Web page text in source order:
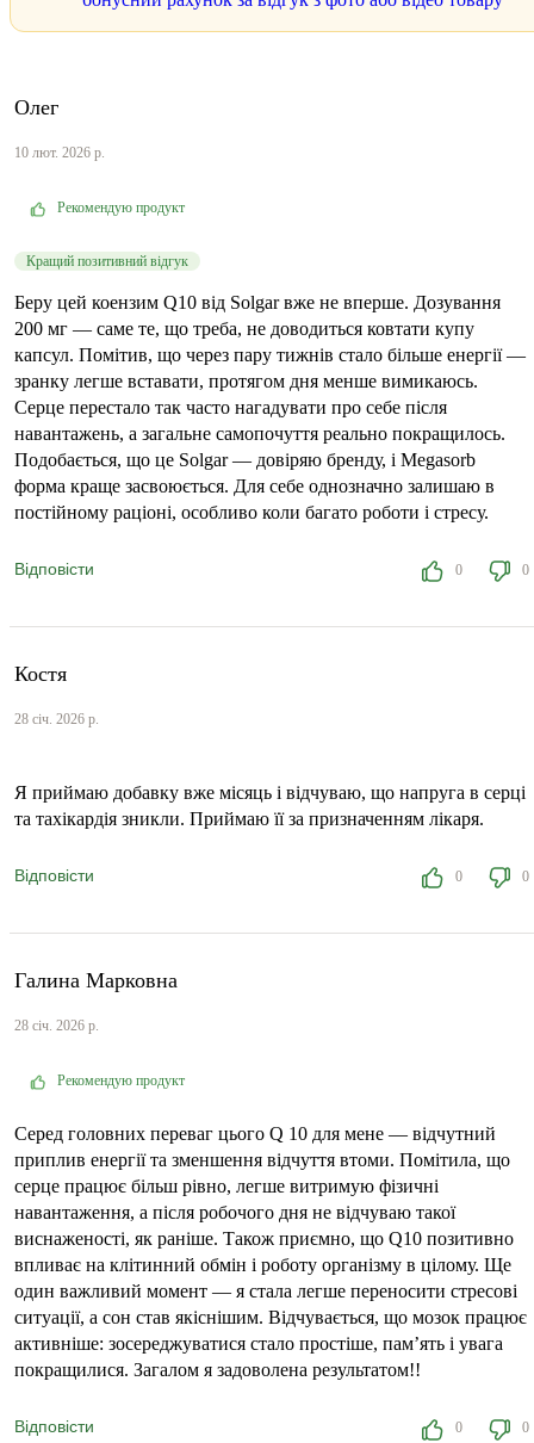
Олег
10 лют. 2026 р.
Рекомендую продукт
Кращий позитивний відгук
Беру цей коензим Q10 від Solgar вже не вперше. Дозування
200 мг — саме те, що треба, не доводиться ковтати купу
капсул. Помітив, що через пару тижнів стало більше енергії —
зранку легше вставати, протягом дня менше вимикаюсь.
Серце перестало так часто нагадувати про себе після
навантажень, а загальне самопочуття реально покращилось.
Подобається, що це Solgar — довіряю бренду, і Megasorb
форма краще засвоюється. Для себе однозначно залишаю в
постійному раціоні, особливо коли багато роботи і стресу.
Відповісти 0 0
Костя
28 січ. 2026 р.
Я приймаю добавку вже місяць і відчуваю, що напруга в серці
та тахікардія зникли. Приймаю її за призначенням лікаря.
Відповісти 0 0
Галина Марковна
28 січ. 2026 р.
Рекомендую продукт
Серед головних переваг цього Q 10 для мене — відчутний
приплив енергії та зменшення відчуття втоми. Помітила, що
серце працює більш рівно, легше витримую фізичні
навантаження, а після робочого дня не відчуваю такої
виснаженості, як раніше. Також приємно, що Q10 позитивно
впливає на клітинний обмін і роботу організму в цілому. Ще
один важливий момент — я стала легше переносити стресові
ситуації, а сон став якіснішим. Відчувається, що мозок працює
активніше: зосереджуватися стало простіше, пам’ять і увага
покращилися. Загалом я задоволена результатом!!
Відповісти 0 0